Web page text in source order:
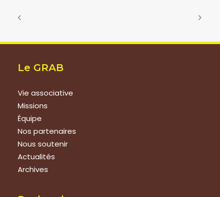
Le GRAB
Vie associative
Missions
Équipe
Nos partenaires
Nous soutenir
Actualités
Archives